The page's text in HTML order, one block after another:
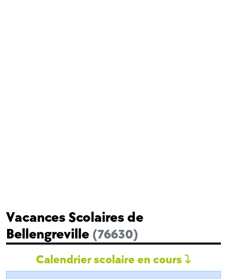
Vacances Scolaires de
Bellengreville (76630)
Calendrier scolaire en cours